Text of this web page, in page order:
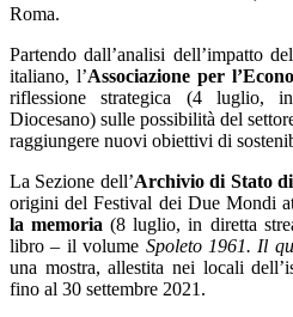
Roma.
Partendo dall’analisi dell’impatto
italiano, l’Associazione per
riflessione strategica (4 luglio,
Diocesano) sulle possibilità del
raggiungere nuovi obiettivi di
La Sezione dell’Archivio di Stato
origini del Festival dei Due Mondi
la memoria (8 luglio, in diretta
libro – il volume Spoleto 1961. Il
una mostra, allestita nei locali
fino al 30 settembre 2021.